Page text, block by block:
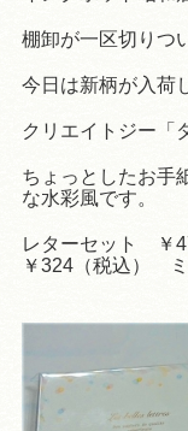
棚卸が一区切りつ
今日は新柄が入荷
クリエイトジー「
ちょっとしたお手
な水彩風です。
レターセット ￥
￥324（税込）